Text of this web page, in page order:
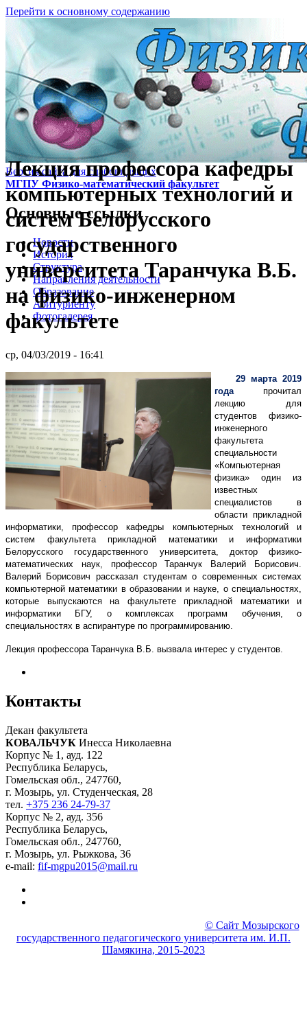
Перейти к основному содержанию
Версия сайта для слабовидящих
МГПУ Физико-математический факультет
Основные ссылки
Новости
История
Структура
Направления деятельности
Образование
Абитуриенту
Фотогалерея
Лекция профессора кафедры
компьютерных технологий и
систем Белорусского
государственного
университета Таранчука В.Б.
на физико-инженерном
факультете
ср, 04/03/2019 - 16:41
29 марта 2019
года прочитал
лекцию для
студентов физико-
инженерного
факультета
специальности
«Компьютерная
физика» один из
известных
специалистов в
области прикладной
информатики,
профессор кафедры компьютерных технологий и
систем факультета прикладной математики и информатики
Белорусского государственного университета, доктор физико-
математических наук, профессор Таранчук Валерий Борисович.
Валерий Борисович рассказал студентам о современных системах
компьютерной математики в образовании и науке, о специальностях,
которые выпускаются на факультете прикладной математики и
информатики БГУ, о комплексах программ обучения, о
специальностях в аспирантуре по программированию.
Лекция профессора Таранчука В.Б. вызвала интерес у студентов.
Контакты
Декан факультета
КОВАЛЬЧУК Инесса Николаевна
Корпус № 1, ауд. 122
Республика Беларусь,
Гомельская обл., 247760,
г. Мозырь, ул. Студенческая, 28
тел. +375 236 24-79-37
Корпус № 2, ауд. 356
Республика Беларусь,
Гомельская обл., 247760,
г. Мозырь, ул. Рыжкова, 36
e-mail: fif-mgpu2015@mail.ru
© Сайт Мозырского
государственного педагогического университета им. И.П.
Шамякина, 2015-2023